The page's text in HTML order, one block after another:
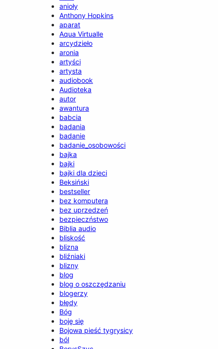
anioły
Anthony Hopkins
aparat
Aqua Virtualle
arcydzieło
aronia
artyści
artysta
audiobook
Audioteka
autor
awantura
babcia
badania
badanie
badanie_osobowości
bajka
bajki
bajki dla dzieci
Beksiński
bestseller
bez komputera
bez uprzedzeń
bezpieczństwo
Biblia audio
bliskość
blizna
bliźniaki
blizny
blog
blog o oszczędzaniu
blogerzy
błędy
Bóg
boję się
Bojowa pieść tygrysicy
ból